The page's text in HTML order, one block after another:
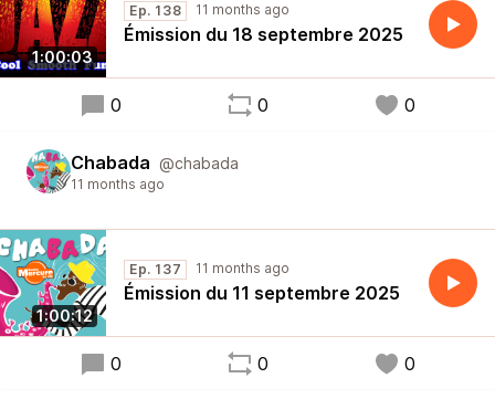
1:00:03
Ep. 138 11 months ago
Émission du 18 septembre 2025
0 0 0
Chabada @chabada
11 months ago
1:00:12
Ep. 137 11 months ago
Émission du 11 septembre 2025
0 0 0